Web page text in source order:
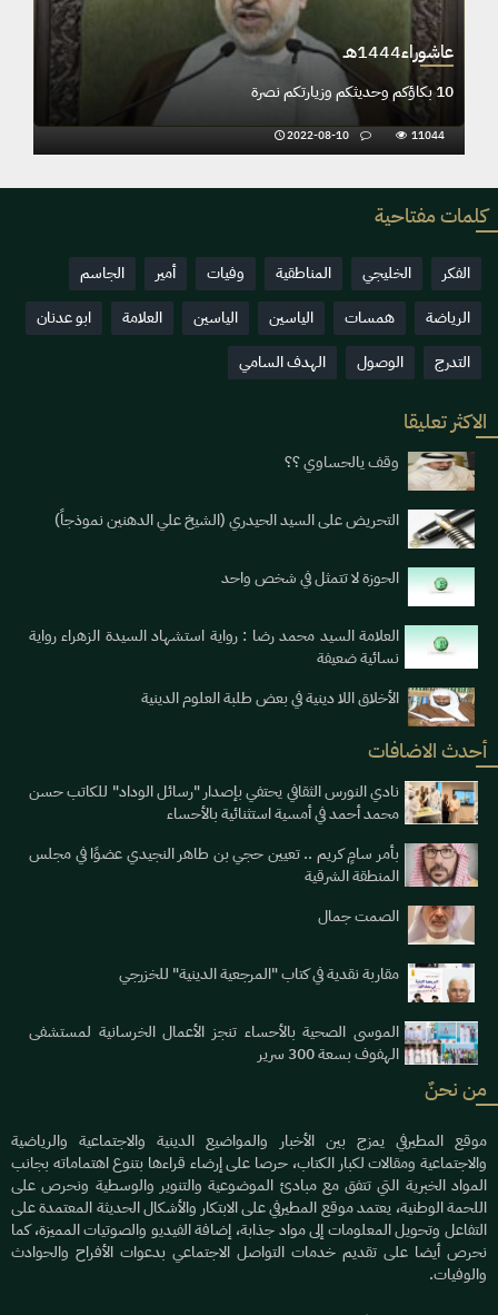
عاشوراء1444هـ
10 بكاؤكم وحديثكم وزيارتكم نصرة
كلمات مفتاحية
الفكر الخليجي المناطقية وفيات أمير
الجاسم
الرياضة
همسات الياسين الياسين العلامة
ابو عدنان
التدرج
الوصول الهدف السامي
الاكثر تعليقا
وقف يالحساوي ؟؟
التحريض على السيد الحيدري (الشيخ علي الدهنين نموذجاً)
الحوزة لا تتمثل في شخص واحد
العلامة السيد محمد رضا : رواية استشهاد السيدة الزهراء رواية
نسائية ضعيفة
الأخلاق اللا دينية في بعض طلبة العلوم الدينية
أحدث الاضافات
نادي النورس الثقافي يحتفي بإصدار "رسائل الوداد" للكاتب حسن
محمد أحمد في أمسية استثنائية بالأحساء
بأمر سامٍ كريم .. تعيين حجي بن طاهر النجيدي عضوًا في مجلس
المنطقة الشرقية
الصمت جمال
مقاربة نقدية في كتاب "المرجعية الدينية" للخزرجي
الموسى الصحية بالأحساء تنجز الأعمال الخرسانية لمستشفى
الهفوف بسعة 300 سرير
من نحنٌ
موقع المطيرفي يمزج بين الأخبار والمواضيع الدينية والاجتماعية والرياضية
والاجتماعية ومقالات لكبار الكتاب، حرصا على إرضاء قراءها بتنوع اهتماماته بجانب
المواد الخبرية التي تتفق مع مبادئ الموضوعية والتنوير والوسطية ونحرص على
اللحمة الوطنية، يعتمد موقع المطيرفي على الابتكار والأشكال الحديثة المعتمدة على
التفاعل وتحويل المعلومات إلى مواد جذابة، إضافة الفيديو والصوتيات المميزة، كما
نحرص أيضا على تقديم خدمات التواصل الاجتماعي بدعوات الأفراح والحوادث
والوفيات.